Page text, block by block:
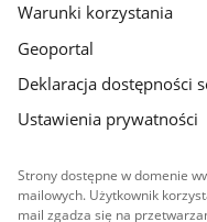
Warunki korzystania
Geoportal
Deklaracja dostępności
Ustawienia prywatności
Strony dostępne w domenie
mailowych. Użytkownik
mail zgadza się na